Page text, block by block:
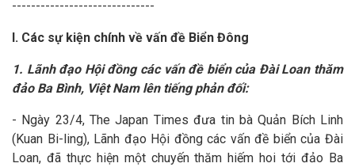
------------------------------
I. Các sự kiện chính về vấn đề Biển Đông
1. Lãnh đạo Hội đồng các vấn đề biển của Đài Loan thăm
đảo Ba Bình, Việt Nam lên tiếng phản đối:
- Ngày 23/4, The Japan Times đưa tin bà Quản Bích Linh
(Kuan Bi-ling), Lãnh đạo Hội đồng các vấn đề biển của Đài
Loan, đã thực hiện một chuyến thăm hiếm hoi tới đảo Ba